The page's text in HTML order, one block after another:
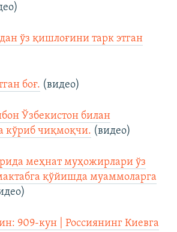
ўз қишлоғини тарк этган
боғ. (видео)
Ўзбекистон билан
кўриб чиқмоқчи. (видео)
меҳнат муҳожирлари ўз
қўйишда муаммоларга
909-кун | Россиянинг Киевга